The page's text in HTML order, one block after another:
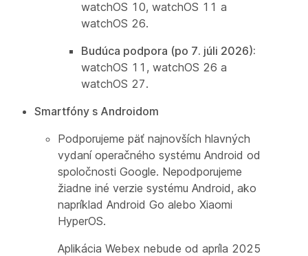
watchOS 10, watchOS 11 a
watchOS 26.
Budúca podpora (po 7. júli 2026):
watchOS 11, watchOS 26 a
watchOS 27.
Smartfóny s Androidom
Podporujeme päť najnovších hlavných
vydaní operačného systému Android od
spoločnosti Google. Nepodporujeme
žiadne iné verzie systému Android, ako
napríklad Android Go alebo Xiaomi
HyperOS.
Aplikácia Webex nebude od apríla 2025